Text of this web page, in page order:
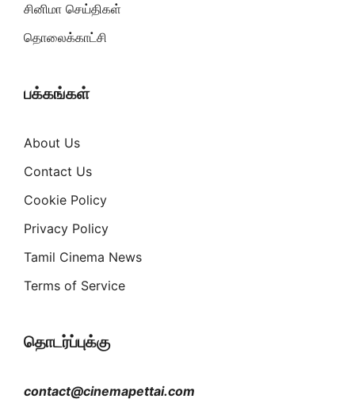
சினிமா செய்திகள்
தொலைக்காட்சி
பக்கங்கள்
About Us
Contact Us
Cookie Policy
Privacy Policy
Tamil Cinema News
Terms of Service
தொடர்ப்புக்கு
contact@cinemapettai.com